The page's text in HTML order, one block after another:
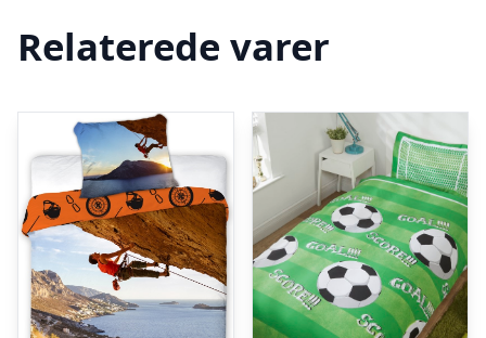
Relaterede varer